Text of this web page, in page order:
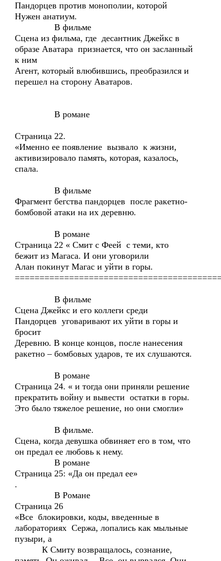
Пандорцев против монополии, которой
Нужен анатиум.
В фильме
Сцена из фильма, где десантник Джейкс в
образе Аватара признается, что он засланный
к ним
Агент, который влюбившись, преобразился и
перешел на сторону Аватаров.
В романе
Страница 22.
«Именно ее появление вызвало к жизни,
активизировало память, которая, казалось,
спала.
В фильме
Фрагмент бегства пандорцев после ракетно-
бомбовой атаки на их деревню.
В романе
Страница 22 « Смит с Феей с теми, кто
бежит из Магаса. И они уговорили
Алан покинут Магас и уйти в горы.
В фильме
Сцена Джейкс и его коллеги среди
Пандорцев уговаривают их уйти в горы и
бросит
Деревню. В конце концов, после нанесения
ракетно – бомбовых ударов, те их слушаются.
В романе
Страница 24. « и тогда они приняли решение
прекратить войну и вывести остатки в горы.
Это было тяжелое решение, но они смогли»
В фильме.
Сцена, когда девушка обвиняет его в том, что
он предал ее любовь к нему.
В романе
Страница 25: «Да он предал ее»
.
В Романе
Страница 26
«Все блокировки, коды, введенные в
лабораториях Сержа, лопались как мыльные
пузыри, а
К Смиту возвращалось, сознание,